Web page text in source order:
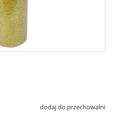
dodaj do przechowalni